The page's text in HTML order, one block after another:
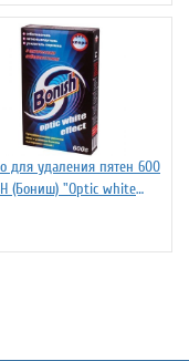
для удаления пятен 600
(Бониш) "Optic white